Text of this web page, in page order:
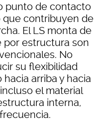
punto de contacto
que contribuyen de
El LS monta de
por estructura son
No
su flexibilidad
arriba y hacia
el material
interna,